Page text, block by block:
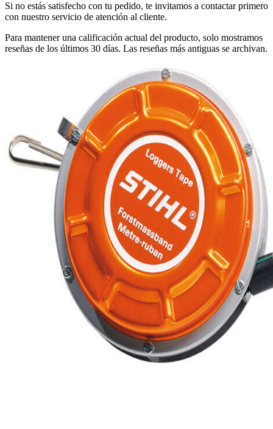
Si no estás satisfecho con tu pedido, te invitamos a contactar primero
con nuestro servicio de atención al cliente.
Para mantener una calificación actual del producto, solo mostramos
reseñas de los últimos 30 días. Las reseñas más antiguas se archivan.